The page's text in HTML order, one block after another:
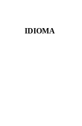
IDIOMA